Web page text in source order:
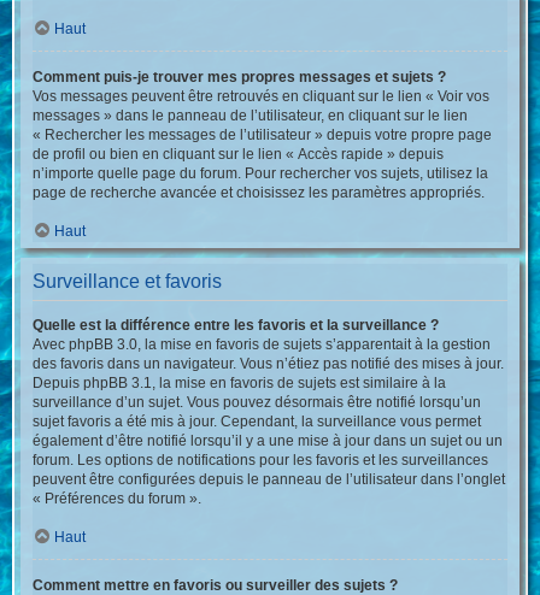
Haut
Comment puis-je trouver mes propres messages et sujets ?
Vos messages peuvent être retrouvés en cliquant sur le lien « Voir vos
messages » dans le panneau de l’utilisateur, en cliquant sur le lien
« Rechercher les messages de l’utilisateur » depuis votre propre page
de profil ou bien en cliquant sur le lien « Accès rapide » depuis
n’importe quelle page du forum. Pour rechercher vos sujets, utilisez la
page de recherche avancée et choisissez les paramètres appropriés.
Haut
Surveillance et favoris
Quelle est la différence entre les favoris et la surveillance ?
Avec phpBB 3.0, la mise en favoris de sujets s’apparentait à la gestion
des favoris dans un navigateur. Vous n’étiez pas notifié des mises à jour.
Depuis phpBB 3.1, la mise en favoris de sujets est similaire à la
surveillance d’un sujet. Vous pouvez désormais être notifié lorsqu’un
sujet favoris a été mis à jour. Cependant, la surveillance vous permet
également d’être notifié lorsqu’il y a une mise à jour dans un sujet ou un
forum. Les options de notifications pour les favoris et les surveillances
peuvent être configurées depuis le panneau de l’utilisateur dans l’onglet
« Préférences du forum ».
Haut
Comment mettre en favoris ou surveiller des sujets ?